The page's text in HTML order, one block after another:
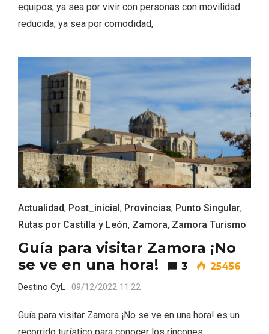
equipos, ya sea por vivir con personas con movilidad
reducida, ya sea por comodidad,
Actualidad, Post_inicial, Provincias, Punto Singular,
Rutas por Castilla y León, Zamora, Zamora Turismo
Guía para visitar Zamora ¡No
se ve en una hora!
3 25456
Destino CyL 09/12/2022 11:22
Guía para visitar Zamora ¡No se ve en una hora! es un
El Espinar, un pueblo oculto de la Sierra
segoviana